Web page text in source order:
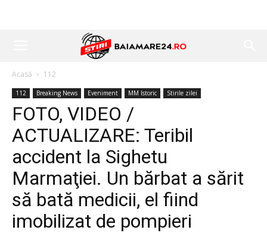
Acasă 112
112 Breaking News Eveniment MM Istoric Stirile zilei
FOTO, VIDEO /
ACTUALIZARE: Teribil
accident la Sighetu
Marmaţiei. Un bărbat a sărit
să bată medicii, el fiind
imobilizat de pompieri